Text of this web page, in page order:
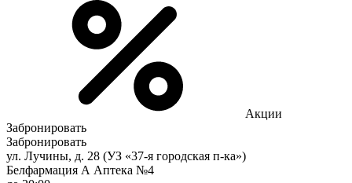
Акции
Забронировать
Забронировать
ул. Лучины, д. 28 (УЗ «37-я городская п-ка»)
Белфармация А Аптека №4